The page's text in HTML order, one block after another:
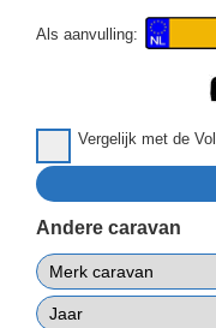
Als aanvulling:
Vergelijk met de
Andere caravan